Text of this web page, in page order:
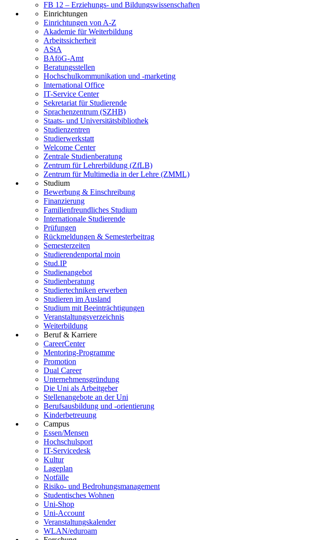
FB 12 – Erziehungs- und Bildungswissenschaften
Einrichtungen
Einrichtungen von A-Z
Akademie für Weiterbildung
Arbeitssicherheit
AStA
BAföG-Amt
Beratungsstellen
Hochschulkommunikation und -marketing
International Office
IT-Service Center
Sekretariat für Studierende
Sprachenzentrum (SZHB)
Staats- und Universitätsbibliothek
Studienzentren
Studierwerkstatt
Welcome Center
Zentrale Studienberatung
Zentrum für Lehrerbildung (ZfLB)
Zentrum für Multimedia in der Lehre (ZMML)
Studium
Bewerbung & Einschreibung
Finanzierung
Familienfreundliches Studium
Internationale Studierende
Prüfungen
Rückmeldungen & Semesterbeitrag
Semesterzeiten
Studierendenportal moin
Stud.IP
Studienangebot
Studienberatung
Studiertechniken erwerben
Studieren im Ausland
Studium mit Beeinträchtigungen
Veranstaltungsverzeichnis
Weiterbildung
Beruf & Karriere
CareerCenter
Mentoring-Programme
Promotion
Dual Career
Unternehmensgründung
Die Uni als Arbeitgeber
Stellenangebote an der Uni
Berufsausbildung und -orientierung
Kinderbetreuung
Campus
Essen/Mensen
Hochschulsport
IT-Servicedesk
Kultur
Lageplan
Notfälle
Risiko- und Bedrohungsmanagement
Studentisches Wohnen
Uni-Shop
Uni-Account
Veranstaltungskalender
WLAN/eduroam